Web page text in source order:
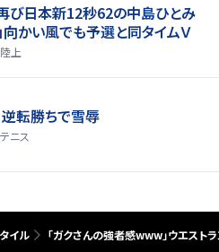
び日本新12秒62の中島ひとみ
向かい風でも予選と同タイムＶ
陸上
逆転勝ちで雪辱
テニス
イル 「ガクさんの強者感www」ウエス